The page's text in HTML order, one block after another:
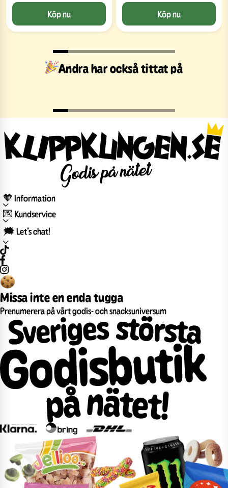
Köp nu Köp nu
Andra har också tittat på
🧡 Information
💌 Kundservice
🗯️ Let’s chat!
Missa inte en enda tugga
Prenumerera på vårt godis- och snacksuniversum